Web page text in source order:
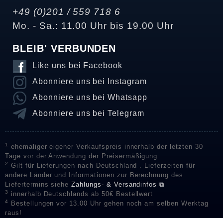
+49 (0)201 / 559 718 6
Mo. - Sa.: 11.00 Uhr bis 19.00 Uhr
BLEIB' VERBUNDEN
Like uns bei Facebook
Abonniere uns bei Instagram
Abonniere uns bei Whatsapp
Abonniere uns bei Telegram
1
ehemaliger eigener Verkaufspreis innerhalb der letzten 30
Tage vor der Anwendung der Preisermäßigung
2
Gilt für Lieferungen nach Deutschland . Lieferzeiten für
andere Länder und Informationen zur Berechnung des
Liefertermins sieheZahlungs- & Versandinfos ⧉
3 innerhalb Deutschlands ab 50€ Bestellwert
4
Bestellungen vor 13.00 Uhr gehen noch am selben Werktag
raus!